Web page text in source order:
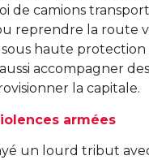
de camions
reprendre la route
haute protection
accompagner
la capitale.
armées
un lourd tribut